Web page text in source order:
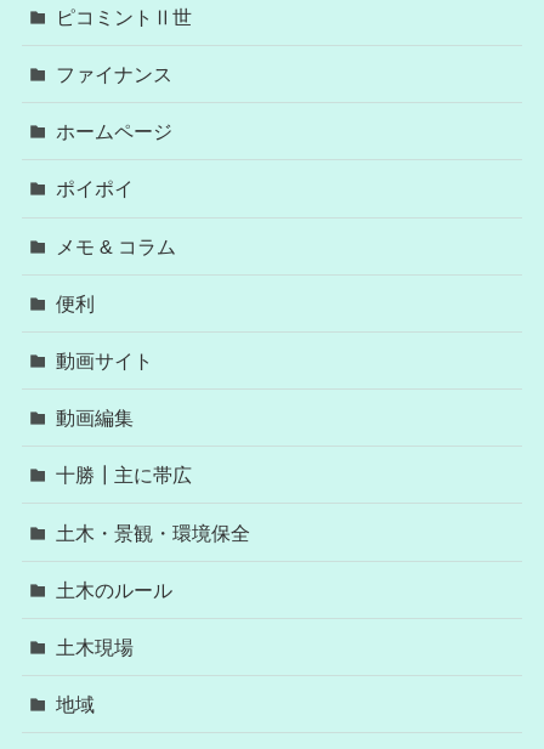
ピコミントⅡ世
ファイナンス
ホームページ
ポイポイ
メモ & コラム
便利
動画サイト
動画編集
十勝┃主に帯広
土木・景観・環境保全
土木のルール
土木現場
地域